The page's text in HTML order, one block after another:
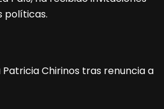
políticas.